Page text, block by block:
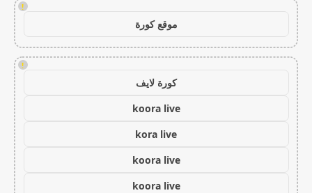
!
موقع كورة
!
كورة لايف
koora live
kora live
koora live
koora live